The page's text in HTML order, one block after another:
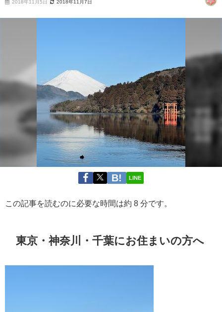
2018年11月5日 2018年11月7日
LINE
この記事を読むのに必要な時間は約 8 分です。
東京・神奈川・千葉にお住まいの方へ